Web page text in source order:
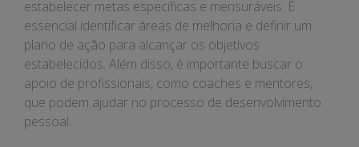
estabelecer metas específicas e mensuráveis. É
essencial identificar áreas de melhoria e definir um
plano de ação para alcançar os objetivos
estabelecidos. Além disso, é importante buscar o
apoio de profissionais, como coaches e mentores,
que podem ajudar no processo de desenvolvimento
pessoal.